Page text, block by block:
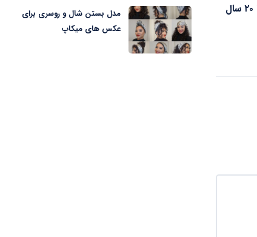
جمعیت سالمند ایران تا ۲۰ سال
مدل بستن شال و روسری برای
عکس های میکاپ